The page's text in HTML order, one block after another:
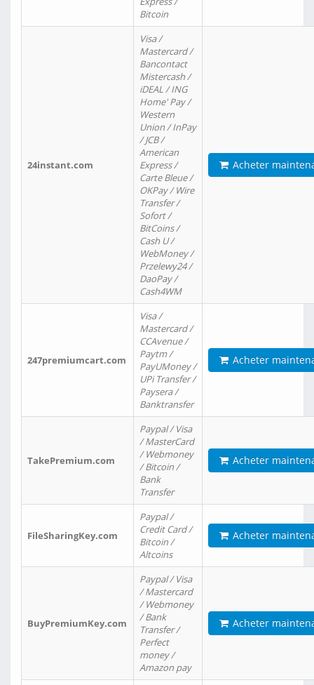
Bitcoin
24instant.com
Visa /
Mastercard /
Bancontact
Mistercash /
iDEAL / ING
Home' Pay /
Western
Union / InPay
/ JCB /
American
Express /
Carte Bleue /
OKPay / Wire
Transfer /
Sofort /
BitCoins /
Cash U /
WebMoney /
Przelewy24 /
DaoPay /
Cash4WM
Acheter
247premiumcart.com
Visa /
Mastercard /
CCAvenue /
Paytm /
PayUMoney /
UPi Transfer /
Paysera /
Banktransfer
Acheter
TakePremium.com
Paypal / Visa
/ MasterCard
/ Webmoney
/ Bitcoin /
Bank
Transfer
Acheter
FileSharingKey.com
Paypal /
Credit Card /
Bitcoin /
Altcoins
Acheter
BuyPremiumKey.com
Paypal / Visa
/ Mastercard
/ Webmoney
/ Bank
Transfer /
Perfect
money /
Amazon pay
Acheter